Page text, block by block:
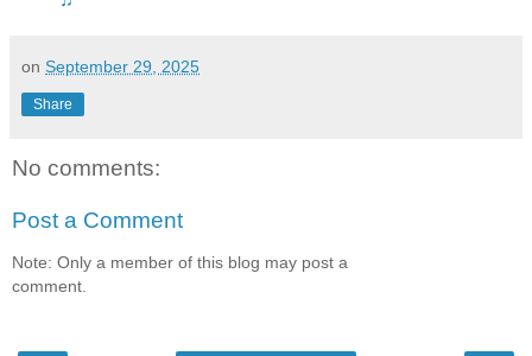
on September 29, 2025
Share
No comments:
Post a Comment
Note: Only a member of this blog may post a
comment.